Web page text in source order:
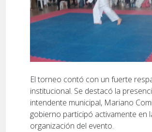
El torneo contó con un fuerte
institucional. Se destacó la
intendente municipal, Mariano
gobierno participó activamente en
organización del evento.